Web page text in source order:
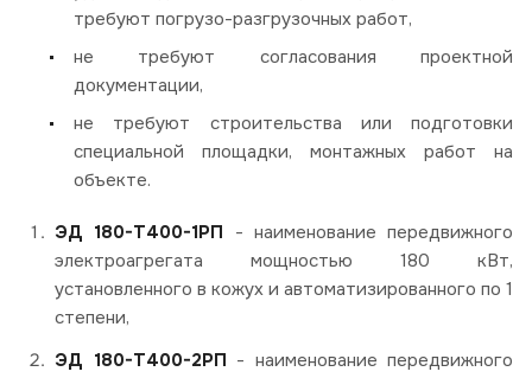
требуют погрузо-разгрузочных работ,
не требуют согласования проектной
документации,
не требуют строительства или подготовки
специальной площадки, монтажных работ на
объекте.
ЭД 180-Т400-1РП - наименование передвижного
электроагрегата мощностью 180 кВт,
установленного в кожух и автоматизированного по 1
степени,
ЭД 180-Т400-2РП - наименование передвижного